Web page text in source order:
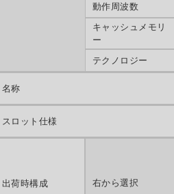
動作周波数
キャッシュメモリ
ー
テクノロジー
名称
スロット仕様
出荷時構成 右から選択